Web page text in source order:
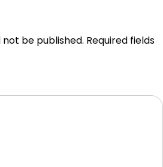
not be published. Required fields